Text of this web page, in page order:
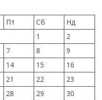
Пт Сб
Нд
1
2
7 8
9
14 15
16
21 22
23
28 29
30